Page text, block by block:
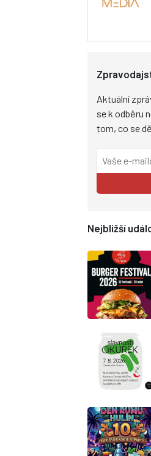
Aktuální
se k odběru
tom, co se
Nejbližší